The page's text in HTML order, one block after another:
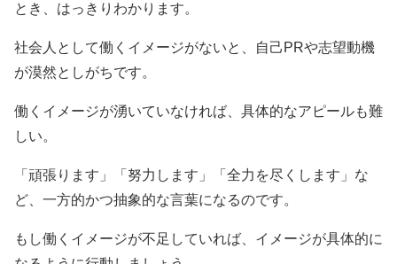
とき、はっきりわかります。
社会人として働くイメージがないと、自己PRや志望動機
が漠然としがちです。
働くイメージが湧いていなければ、具体的なアピールも難
しい。
「頑張ります」「努力します」「全力を尽くします」な
ど、一方的かつ抽象的な言葉になるのです。
もし働くイメージが不足していれば、イメージが具体的に